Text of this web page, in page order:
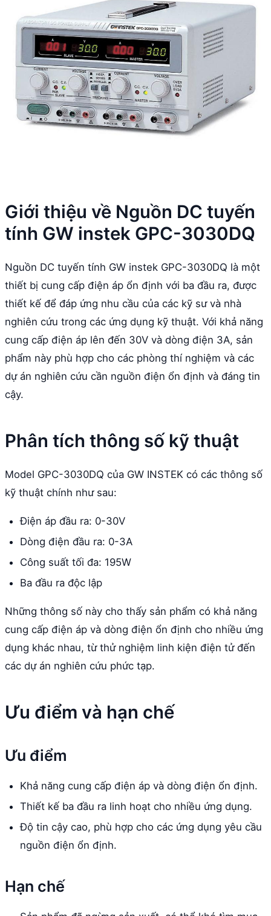
Giới thiệu về Nguồn DC tuyến
tính GW instek GPC-3030DQ
Nguồn DC tuyến tính GW instek GPC-3030DQ là một
thiết bị cung cấp điện áp ổn định với ba đầu ra, được
thiết kế để đáp ứng nhu cầu của các kỹ sư và nhà
nghiên cứu trong các ứng dụng kỹ thuật. Với khả năng
cung cấp điện áp lên đến 30V và dòng điện 3A, sản
phẩm này phù hợp cho các phòng thí nghiệm và các
dự án nghiên cứu cần nguồn điện ổn định và đáng tin
cậy.
Phân tích thông số kỹ thuật
Model GPC-3030DQ của GW INSTEK có các thông số
kỹ thuật chính như sau:
Điện áp đầu ra: 0-30V
Dòng điện đầu ra: 0-3A
Công suất tối đa: 195W
Ba đầu ra độc lập
Những thông số này cho thấy sản phẩm có khả năng
cung cấp điện áp và dòng điện ổn định cho nhiều ứng
dụng khác nhau, từ thử nghiệm linh kiện điện tử đến
các dự án nghiên cứu phức tạp.
Ưu điểm và hạn chế
Ưu điểm
Khả năng cung cấp điện áp và dòng điện ổn định.
Thiết kế ba đầu ra linh hoạt cho nhiều ứng dụng.
Độ tin cậy cao, phù hợp cho các ứng dụng yêu cầu
nguồn điện ổn định.
Hạn chế